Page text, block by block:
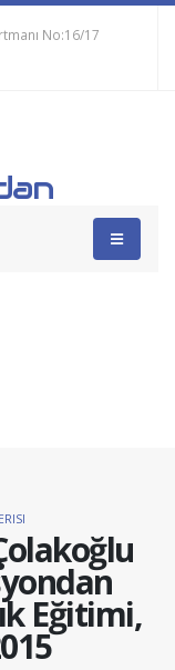
No:16/17
Eğitimi,